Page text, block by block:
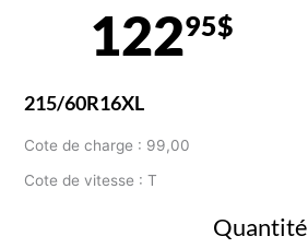
12295$
215/60R16XL
Cote de charge : 99,00
Cote de vitesse : T
Quantité